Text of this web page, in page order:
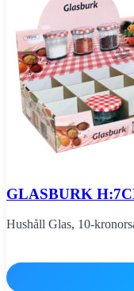
GLASBURK
Hushåll Glas, 10-